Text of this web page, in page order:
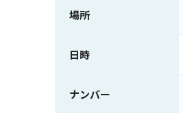
場所
日時
ナンバー